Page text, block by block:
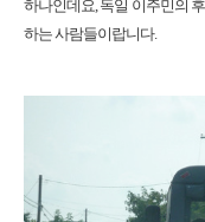
하나인데요, 독일 이주민의
하는 사람들이랍니다.